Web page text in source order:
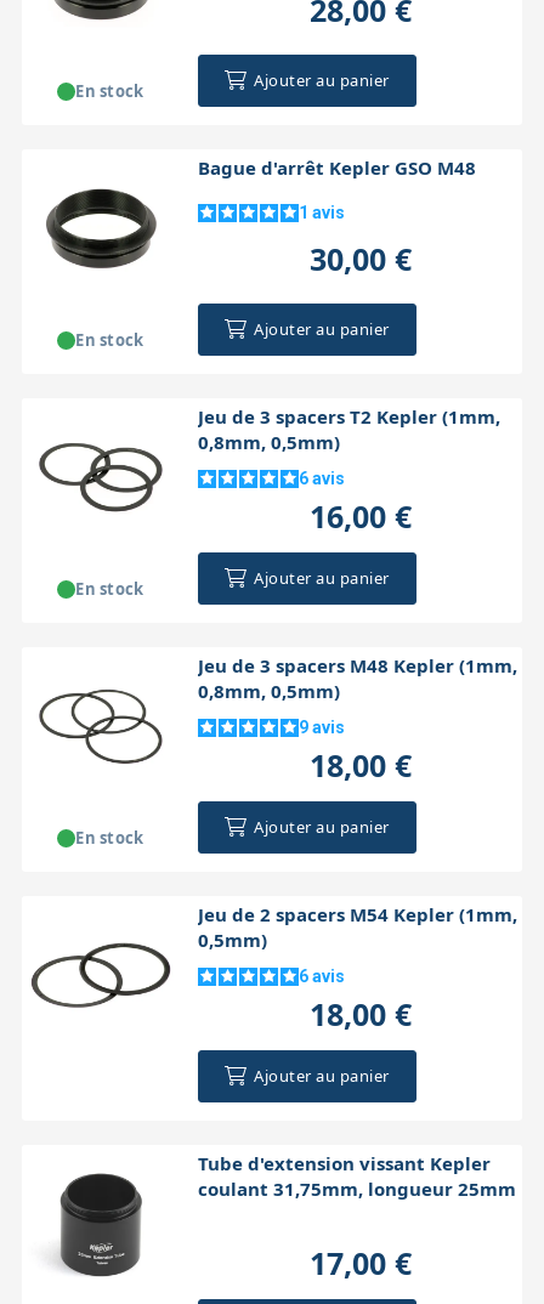
28,00 €
Ajouter au panier
En stock
Bague d'arrêt Kepler GSO M48
1 avis
30,00 €
Ajouter au panier
En stock
Jeu de 3 spacers T2 Kepler (1mm,
0,8mm, 0,5mm)
6avis
16,00 €
Ajouter au panier
En stock
Jeu de 3 spacers M48 Kepler (1mm,
0,8mm, 0,5mm)
9avis
18,00 €
Ajouter au panier
En stock
Jeu de 2 spacers M54 Kepler (1mm,
0,5mm)
6avis
18,00 €
Ajouter au panier
Tube d'extension vissant Kepler
coulant 31,75mm, longueur 25mm
17,00 €